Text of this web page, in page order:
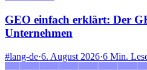
GEO einfach erklärt: Der
Unternehmen
#lang-de·6. August 2026·6 Min.